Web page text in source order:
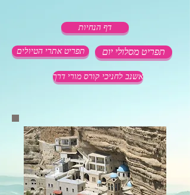
דף הנחיות
תפריט אתרי הטיולים
אשנב לחניכי קורס מורי דרך
תפריט מסלולי יום